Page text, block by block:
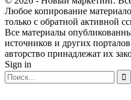
Любое копирование
только с обратной активной
Все материалы
источников и других
авторство принадлежат их
Sign in